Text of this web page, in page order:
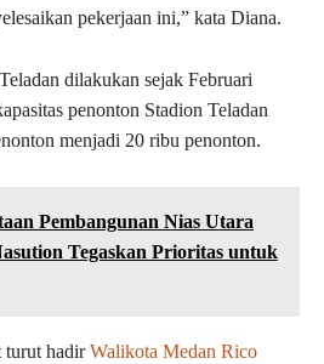
pekerjaan ini,” kata Diana.
dilakukan sejak Februari
penonton Stadion Teladan
menjadi 20 ribu penonton.
Pembangunan Nias Utara
Tegaskan Prioritas untuk
turut hadirWalikota Medan Rico